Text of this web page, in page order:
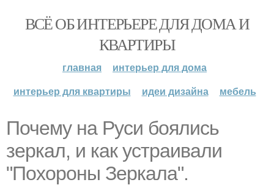
ВСЁ ОБ ИНТЕРЬЕРЕ ДЛЯ ДОМА И
КВАРТИРЫ
главная
интерьер для дома
интерьер для квартиры
идеи дизайна мебель
Почему на Руси боялись
зеркал, и как устраивали
"Похороны Зеркала".